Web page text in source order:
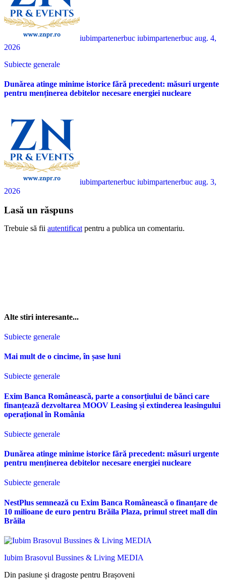
iubimpartenerbuc iubimpartenerbuc aug. 4,
2026
Subiecte generale
Dunărea atinge minime istorice fără precedent: măsuri urgente
pentru menținerea debitelor necesare energiei nucleare
iubimpartenerbuc iubimpartenerbuc aug. 3,
2026
Lasă un răspuns
Trebuie să fii autentificat pentru a publica un comentariu.
Alte stiri interesante...
Subiecte generale
Mai mult de o cincime, în șase luni
Subiecte generale
Exim Banca Românească, parte a consorțiului de bănci care
finanțează dezvoltarea MOOV Leasing și extinderea leasingului
operațional în România
Subiecte generale
Dunărea atinge minime istorice fără precedent: măsuri urgente
pentru menținerea debitelor necesare energiei nucleare
Subiecte generale
NestPlus semnează cu Exim Banca Românească o finanțare de
10 milioane de euro pentru Brăila Plaza, primul street mall din
Brăila
Iubim Brasovul Bussines & Living MEDIA
Din pasiune și dragoste pentru Brașoveni